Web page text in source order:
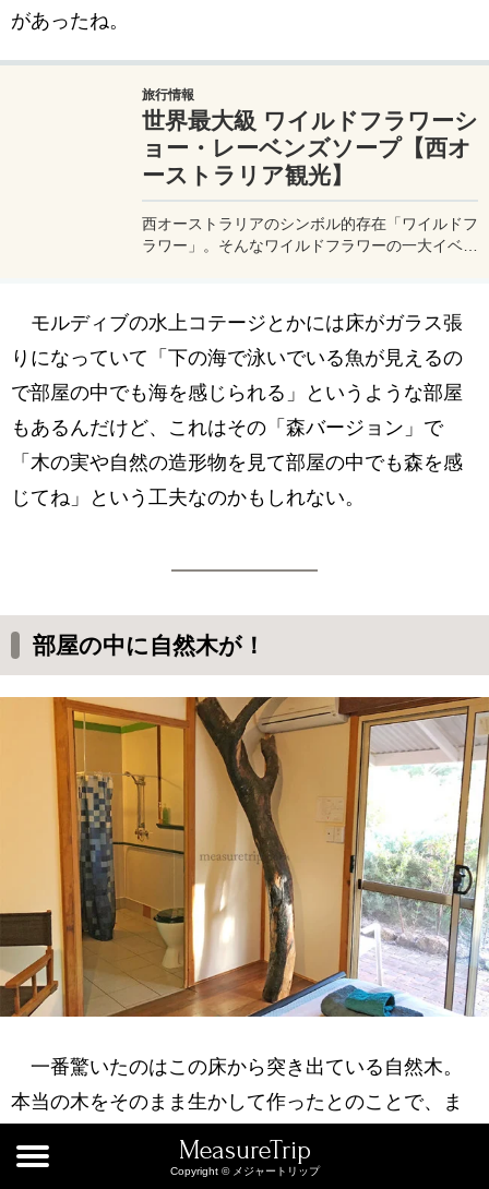
があったね。
旅行情報
世界最大級 ワイルドフラワーシ
ョー・レーベンズソープ【西オ
ーストラリア観光】
西オーストラリアのシンボル的存在「ワイルドフ
ラワー」。そんなワイルドフラワーの一大イベン
道をして見に行ってみよう。
モルディブの水上コテージとかには床がガラス張
りになっていて「下の海で泳いでいる魚が見えるの
で部屋の中でも海を感じられる」というような部屋
もあるんだけど、これはその「森バージョン」で
「木の実や自然の造形物を見て部屋の中でも森を感
じてね」という工夫なのかもしれない。
部屋の中に自然木が！
一番驚いたのはこの床から突き出ている自然木。
本当の木をそのまま生かして作ったとのことで、ま
さに「部屋の中でも自然を感じられる」というダイ
ナミックさ。文明の力のクーラーが申し訳無さそう
MeasureTrip
Copyright © メジャートリップ